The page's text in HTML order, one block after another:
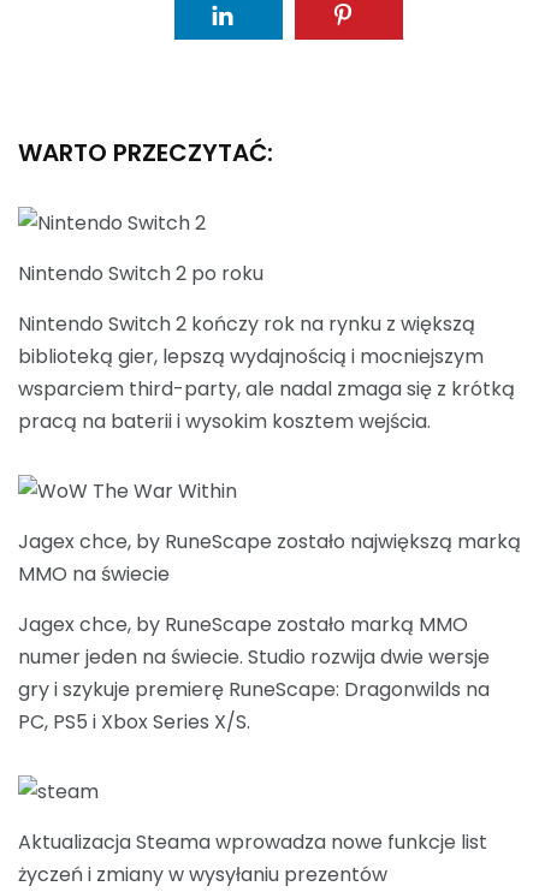
WARTO PRZECZYTAĆ:
Nintendo Switch 2 po roku
Nintendo Switch 2 kończy rok na rynku z większą
biblioteką gier, lepszą wydajnością i mocniejszym
wsparciem third-party, ale nadal zmaga się z krótką
pracą na baterii i wysokim kosztem wejścia.
Jagex chce, by RuneScape zostało największą marką
MMO na świecie
Jagex chce, by RuneScape zostało marką MMO
numer jeden na świecie. Studio rozwija dwie wersje
gry i szykuje premierę RuneScape: Dragonwilds na
PC, PS5 i Xbox Series X/S.
Aktualizacja Steama wprowadza nowe funkcje list
życzeń i zmiany w wysyłaniu prezentów